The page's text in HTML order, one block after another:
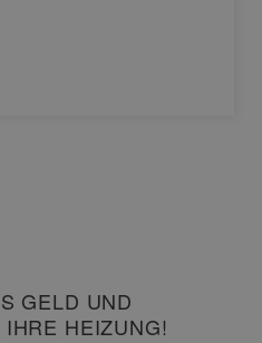
GELD UND
HEIZUNG!